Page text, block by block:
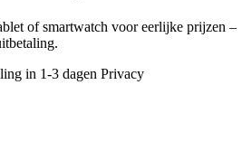
of smartwatch voor eerlijke prijzen –
in 1-3 dagen Privacy